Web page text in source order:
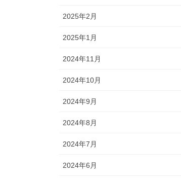
2025年2月
2025年1月
2024年11月
2024年10月
2024年9月
2024年8月
2024年7月
2024年6月